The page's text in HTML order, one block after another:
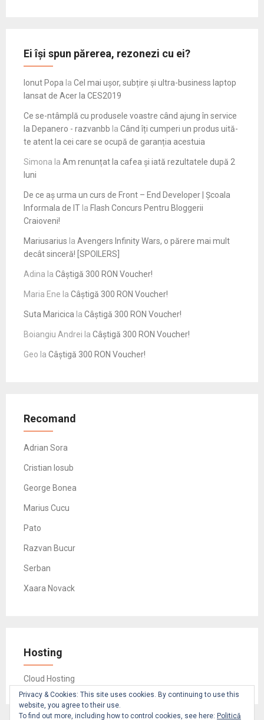
Ei își spun părerea, rezonezi cu ei?
Ionut Popa la Cel mai ușor, subțire și ultra-business laptop
lansat de Acer la CES2019
Ce se-ntâmplă cu produsele voastre când ajung în service
la Depanero - razvanbb la Când îți cumperi un produs uită-
te atent la cei care se ocupă de garanția acestuia
Simona la Am renunțat la cafea și iată rezultatele după 2
luni
De ce aș urma un curs de Front – End Developer | Școala
Informala de IT la Flash Concurs Pentru Bloggerii
Craioveni!
Mariusarius la Avengers Infinity Wars, o părere mai mult
decât sinceră! [SPOILERS]
Adina la Câștigă 300 RON Voucher!
Maria Ene la Câștigă 300 RON Voucher!
Suta Maricica la Câștigă 300 RON Voucher!
Boiangiu Andrei la Câștigă 300 RON Voucher!
Geo la Câștigă 300 RON Voucher!
Recomand
Adrian Sora
Cristian Iosub
George Bonea
Marius Cucu
Pato
Razvan Bucur
Serban
Xaara Novack
Hosting
Cloud Hosting
Privacy & Cookies: This site uses cookies. By continuing to use this
website, you agree to their use.
To find out more, including how to control cookies, see here: Politică